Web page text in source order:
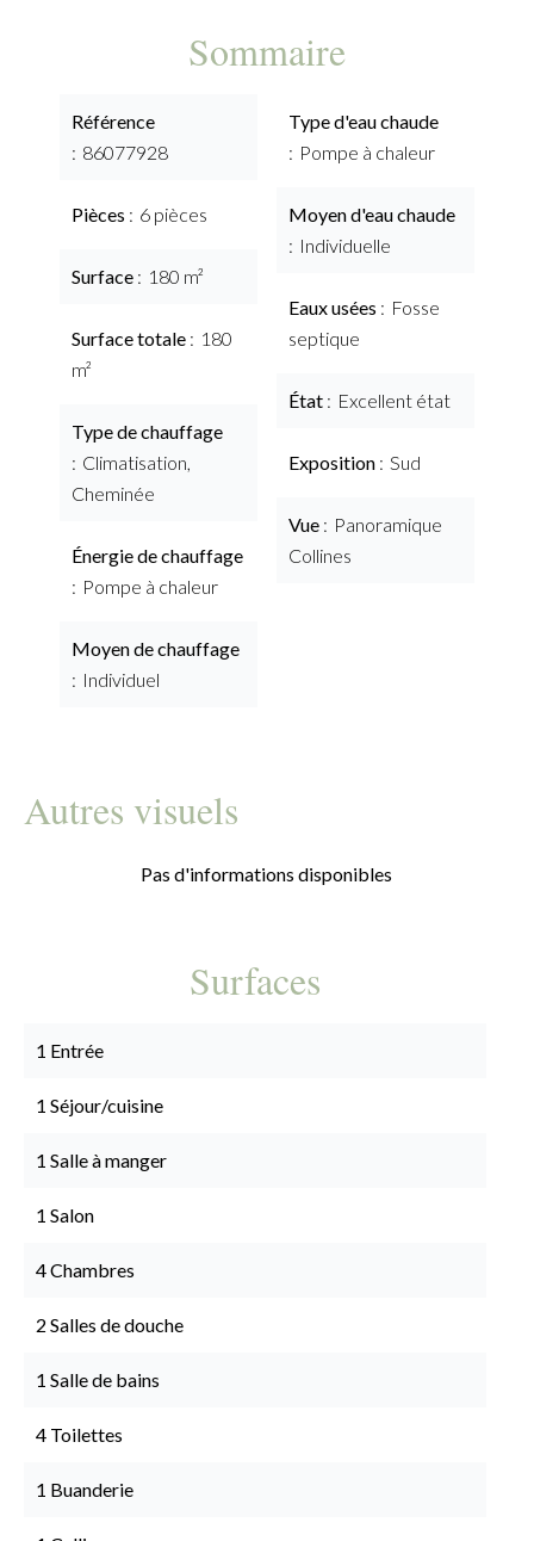
Sommaire
Référence
86077928
Pièces 6 pièces
Surface 180 m²
Surface totale
180
m²
Type de chauffage
Climatisation,
Cheminée
Énergie de chauffage
Pompe à chaleur
Moyen de chauffage
Individuel
Type d'eau chaude
Pompe à chaleur
Moyen d'eau chaude
Individuelle
Eaux usées
Fosse
septique
État Excellent état
Exposition Sud
Vue
Panoramique
Collines
Autres visuels
Pas d'informations disponibles
Surfaces
1 Entrée
1 Séjour/cuisine
1 Salle à manger
1 Salon
4 Chambres
2 Salles de douche
1 Salle de bains
4 Toilettes
1 Buanderie